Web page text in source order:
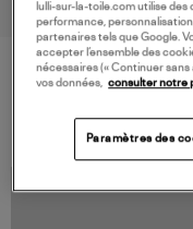
lulli-sur-la-toile.com utilise
performance,
partenaires tels que Google.
accepter l’ensemble des
nécessaires (« Continuer sans
vos données, consulter notre
Paramètres des